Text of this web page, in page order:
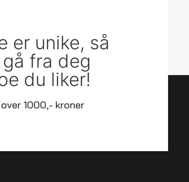
er unike, så
fra deg
du liker!
1000,- kroner